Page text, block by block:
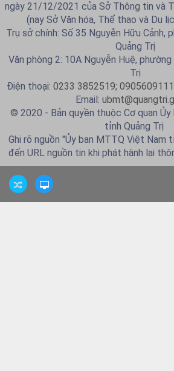
ngày 21/12/2021 của Sở Thông tin và
(nay Sở Văn hóa, Thể thao và Du
Trụ sở chính: Số 35 Nguyễn Hữu Cảnh,
Quảng Trị
Văn phòng 2: 10A Nguyễn Huệ,
Trị
Điện thoại: 0233 3852519; 0905609111
Email:
© 2020 - Bản quyền thuộc Cơ quan
tỉnh Quảng Trị
Ghi rõ nguồn "Ủy ban MTTQ Việt Nam
đến URL nguồn tin khi phát hành lại